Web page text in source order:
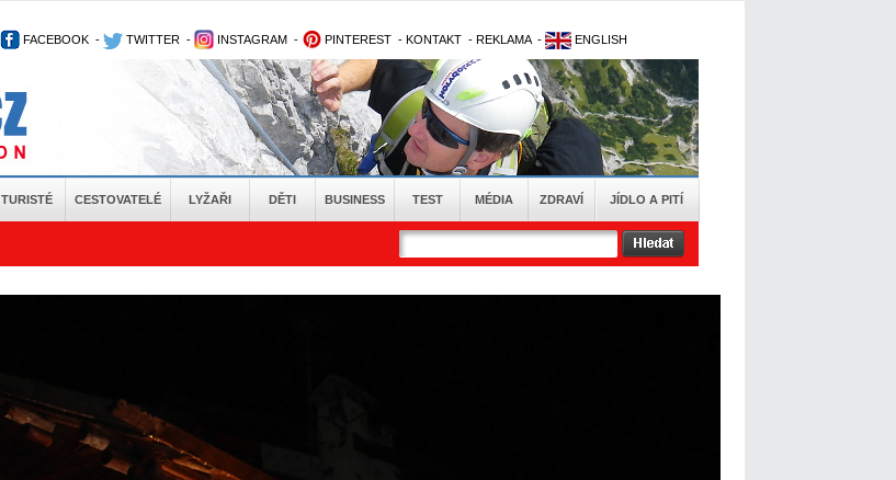
FACEBOOK - TWITTER - INSTAGRAM - PINTEREST - KONTAKT - REKLAMA - ENGLISH
TURISTÉ CESTOVATELÉ LYŽAŘI DĚTI BUSINESS TEST MÉDIA ZDRAVÍ JÍDLO A PITÍ